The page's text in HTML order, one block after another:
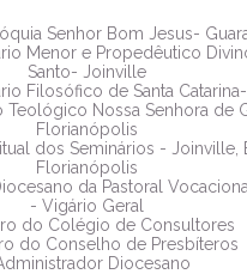
Senhor Bom Jesus-
Menor e Propedêutico
Santo- Joinville
Filosófico de Santa
Teológico Nossa Senhora de
Florianópolis
dos Seminários - Joinville,
Florianópolis
da Pastoral
- Vigário Geral
do Colégio de Consultores
do Conselho de Presbíteros
Diocesano